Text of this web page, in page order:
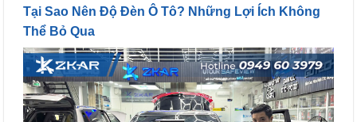
Tại Sao Nên Độ Đèn Ô Tô? Những Lợi Ích Không
Thể Bỏ Qua